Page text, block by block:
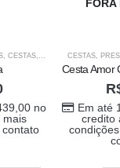
, CESTAS, ORQUÍDEAS,
no
mais
FORA
CESTAS,
Em até
credito